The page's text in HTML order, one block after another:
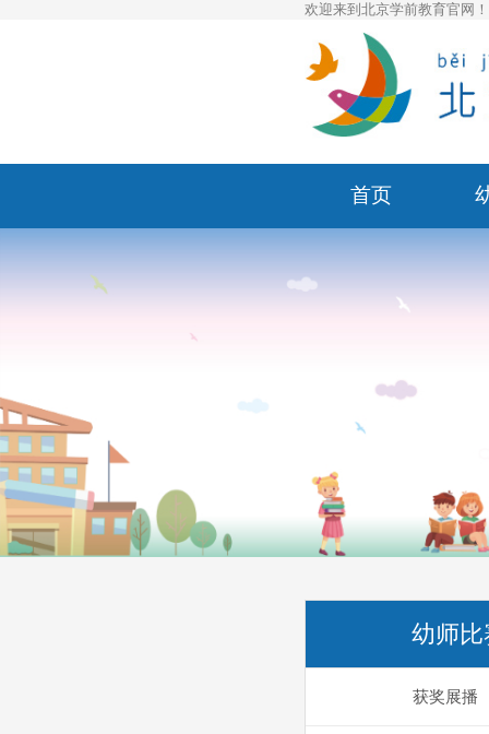
欢迎来到北京学前教育官网！
首页
幼师比
获奖展播